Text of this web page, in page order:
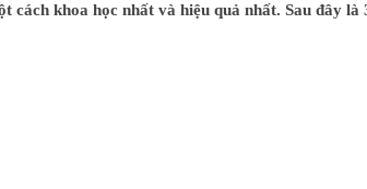
khoa học nhất và hiệu quả nhất. Sau đây